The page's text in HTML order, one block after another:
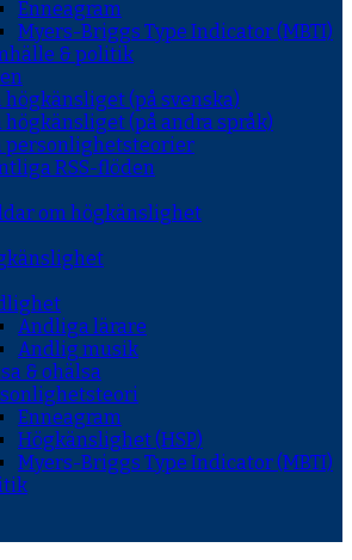
Enneagram
Myers-Briggs Type Indicator (MBTI)
& politik
högkänsliget (på svenska)
högkänsliget (på andra språk)
personlighetsteorier
RSS-flöden
om högkänslighet
Andliga lärare
Andlig musik
& ohälsa
Enneagram
Högkänslighet (HSP)
Myers-Briggs Type Indicator (MBTI)